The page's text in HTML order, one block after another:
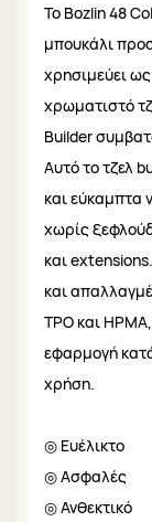
Το Bozlin 48
μπουκάλι
χρησιμεύει
χρωματιστό
Builder
Αυτό το τζελ
και εύκαμπτα
χωρίς
και
και
TPO και
εφαρμογή
χρήση.
◎ Ευέλικτο
◎ Ασφαλές
◎ Ανθεκτικό